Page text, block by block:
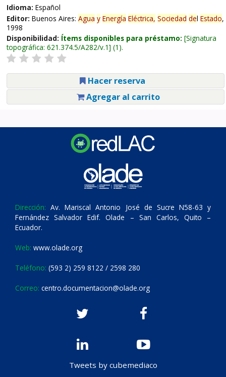
Idioma: Español
Editor: Buenos Aires: Agua y Energía Eléctrica, Sociedad del Estado,
1998
Disponibilidad: Ítems disponibles para préstamo: Signatura
topográfica: 621.374.5/A282/v.1 (1).
Hacer reserva
Agregar al carrito
Dirección: Av. Mariscal Antonio José de Sucre N58-63 y
Fernández Salvador Edif. Olade – San Carlos, Quito –
Ecuador.
Web: www.olade.org
Teléfono: (593 2) 259 8122 / 2598 280
Correo: centro.documentacion@olade.org
Tweets by cubemediaco